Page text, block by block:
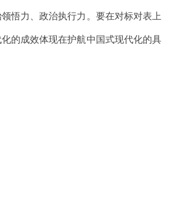
悟力、政治执行力。要在对标对表上
的成效体现在护航中国式现代化的具